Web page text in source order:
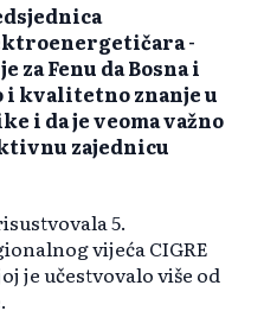
-
za Fenu da Bosna i
kvalitetno znanje u
i da je veoma važno
zajednicu
5.
vijeća CIGRE
je učestvovalo više od